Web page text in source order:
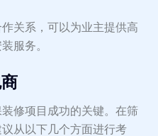
关系，可以为业主提供高
服务。
修项目成功的关键。在筛
从以下几个方面进行考